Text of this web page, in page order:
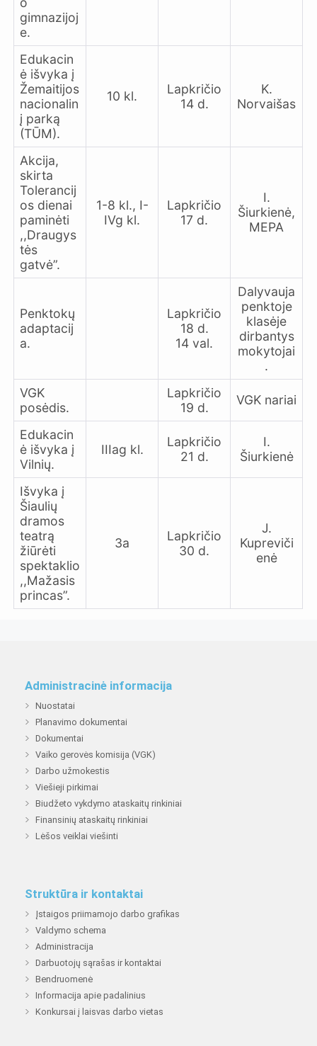
gimnazijoj
e.
Edukacin
ė išvyka į
Žemaitijos
nacionalin
į parką
(TŪM).
10 kl.
Lapkričio
14 d.
K.
Norvaišas
Akcija,
skirta
Tolerancij
os dienai
paminėti
,,Draugys
tės
gatvė”.
1-8 kl., I-
IVg kl.
Lapkričio
17 d.
I.
Šiurkienė,
MEPA
Penktokų
adaptacij
a.
Lapkričio
18 d.
14 val.
Dalyvauja
penktoje
klasėje
dirbantys
mokytojai
.
VGK
posėdis.
Lapkričio
19 d.
VGK nariai
Edukacin
ė išvyka į
Vilnių.
IIIag kl.
Lapkričio
21 d.
I.
Šiurkienė
Išvyka į
Šiaulių
dramos
teatrą
žiūrėti
spektaklio
,,Mažasis
princas”.
3a
Lapkričio
30 d.
J.
Kupreviči
enė
Administracinė informacija
Nuostatai
Planavimo dokumentai
Dokumentai
Vaiko gerovės komisija (VGK)
Darbo užmokestis
Viešieji pirkimai
Biudžeto vykdymo ataskaitų rinkiniai
Finansinių ataskaitų rinkiniai
Lėšos veiklai viešinti
Struktūra ir kontaktai
Įstaigos priimamojo darbo grafikas
Valdymo schema
Administracija
Darbuotojų sąrašas ir kontaktai
Bendruomenė
Informacija apie padalinius
Konkursai į laisvas darbo vietas